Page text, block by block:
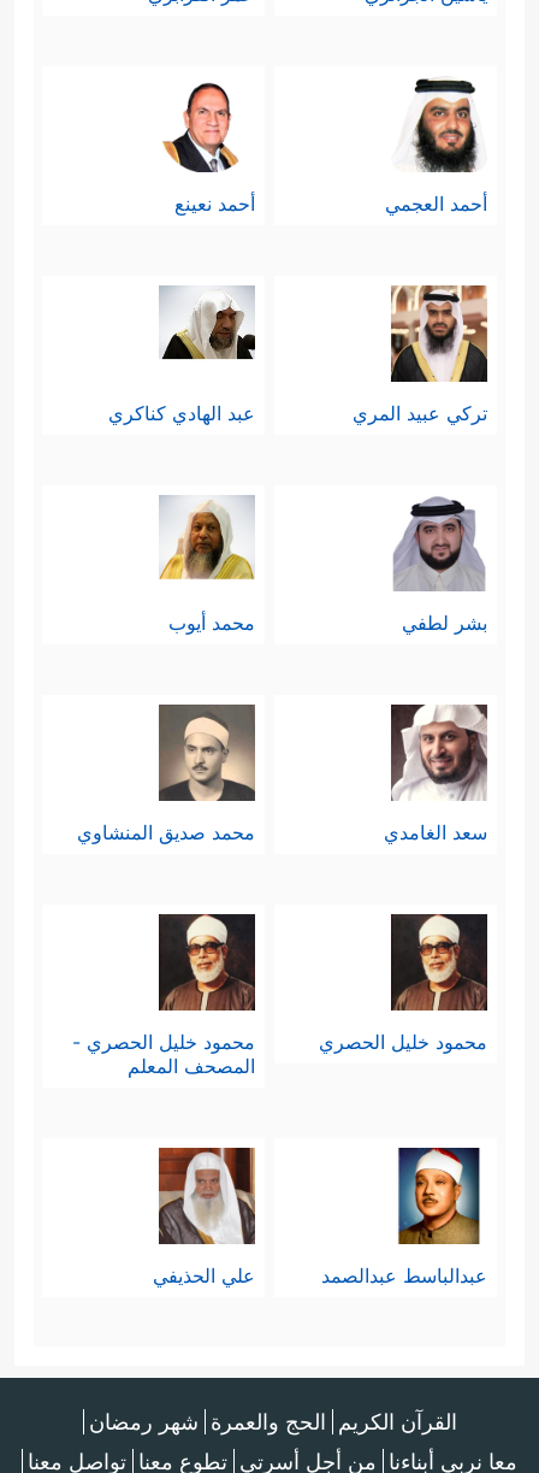
أحمد العجمي أحمد نعينع
تركي عبيد المري عبد الهادي كناكري
بشر لطفي محمد أيوب
سعد الغامدي محمد صديق المنشاوي
محمود خليل الحصري
محمود خليل الحصري -
المصحف المعلم
عبدالباسط عبدالصمد علي الحذيفي
القرآن الكريم الحج والعمرة شهر رمضان
معا نربي أبناءنا من أجل أسرتي تطوع معنا تواصل معنا